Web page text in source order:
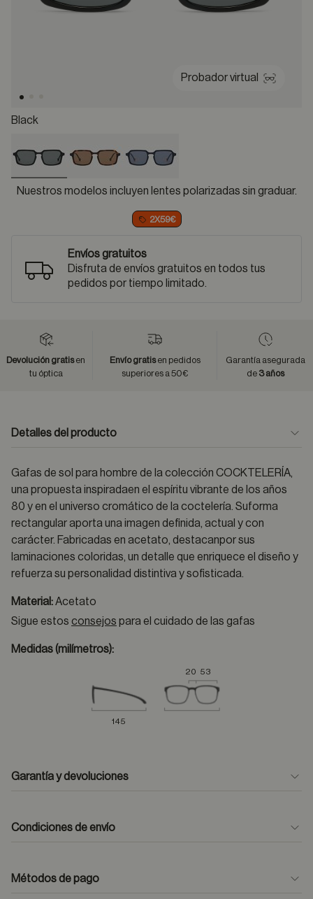
Probador virtual
Black
selected
Nuestros modelos incluyen lentes polarizadas sin graduar.
2X59€
Envíos gratuitos
Disfruta de envíos gratuitos en todos tus
pedidos por tiempo limitado.
Devolución gratisen
tu óptica
Envío gratisen pedidos
superiores a 50€
Garantía asegurada
de 3 años
Detalles del producto
Gafas de sol para hombre de la colección COCKTELERÍA,
una propuesta inspiradaen el espíritu vibrante de los años
80 y en el universo cromático de la coctelería. Suforma
rectangular aporta una imagen definida, actual y con
carácter. Fabricadas en acetato, destacanpor sus
laminaciones coloridas, un detalle que enriquece el diseño y
refuerza su personalidad distintiva y sofisticada.
Material:Acetato
Sigue estos consejos para el cuidado de las gafas
Medidas (milímetros):
20 53
145
Garantía y devoluciones
Condiciones de envío
Métodos de pago